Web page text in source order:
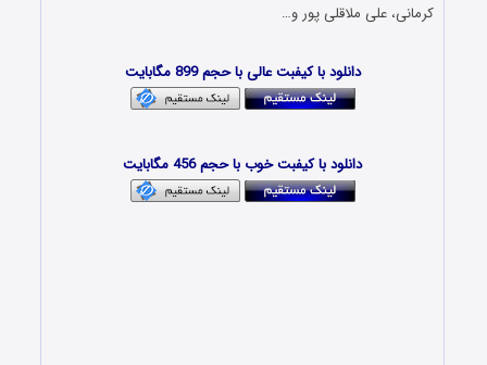
کرمانی، علی ملاقلی پور و…
دانلود با کیفبت عالی با حجم 899 مگابایت
دانلود با کیفبت خوب با حجم 456 مگابایت